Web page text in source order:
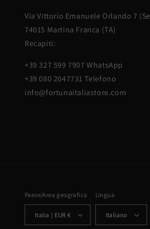
Via Vittorio Emanuele Orlando 7
74015 Martina Franca (TA)
Recapiti:
+39 327 599 7907 WhatsApp
+39 080 2047731 Telefono
info@fortunaitaliastore.com
Paese/Area geografica
Italia | EUR €
Lingua
Italiano